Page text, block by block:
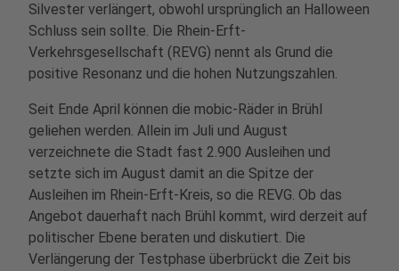
Silvester verlängert, obwohl ursprünglich an Halloween
Schluss sein sollte. Die Rhein-Erft-
Verkehrsgesellschaft (REVG) nennt als Grund die
positive Resonanz und die hohen Nutzungszahlen.
Seit Ende April können die mobic-Räder in Brühl
geliehen werden. Allein im Juli und August
verzeichnete die Stadt fast 2.900 Ausleihen und
setzte sich im August damit an die Spitze der
Ausleihen im Rhein-Erft-Kreis, so die REVG. Ob das
Angebot dauerhaft nach Brühl kommt, wird derzeit auf
politischer Ebene beraten und diskutiert. Die
Verlängerung der Testphase überbrückt die Zeit bis